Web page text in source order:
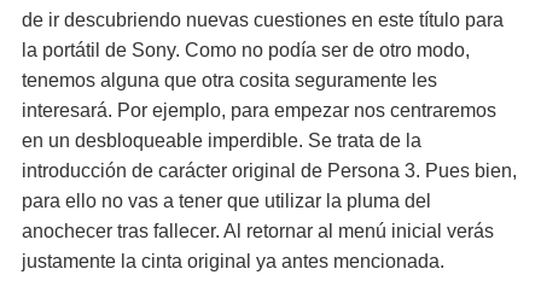
de ir descubriendo nuevas cuestiones en este título para
la portátil de Sony. Como no podía ser de otro modo,
tenemos alguna que otra cosita seguramente les
interesará. Por ejemplo, para empezar nos centraremos
en un desbloqueable imperdible. Se trata de la
introducción de carácter original de Persona 3. Pues bien,
para ello no vas a tener que utilizar la pluma del
anochecer tras fallecer. Al retornar al menú inicial verás
justamente la cinta original ya antes mencionada.